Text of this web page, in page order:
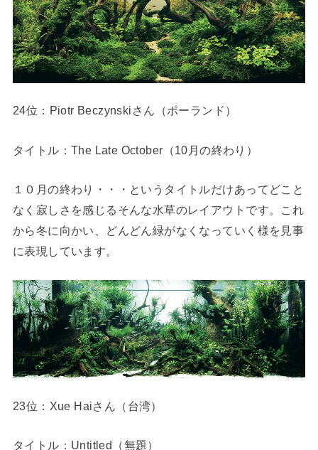
24位：Piotr Beczynskiさん（ポーランド）
タイトル：The Late October（10月の終わり）
１０月の終わり・・・というタイトルだけあってどこと
なく寂しさを感じるそんな水草のレイアウトです。これ
から冬に向かい、どんどん緑がなくなっていく様を見事
に表現しています。
23位：Xue Haiさん（台湾）
タイトル：Untitled（無題）